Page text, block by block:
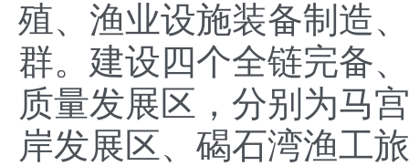
殖、渔业设施装备制造
群。建设四个全链完备
质量发展区，分别为马
岸发展区、碣石湾渔工